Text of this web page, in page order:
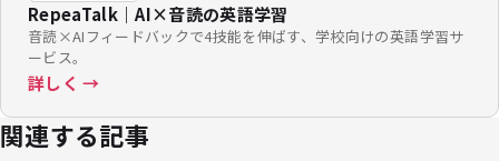
RepeaTalk｜AI×音読の英語学習
音読×AIフィードバックで4技能を伸ばす、学校向けの英語学習サ
ービス。
詳しく →
関連する記事